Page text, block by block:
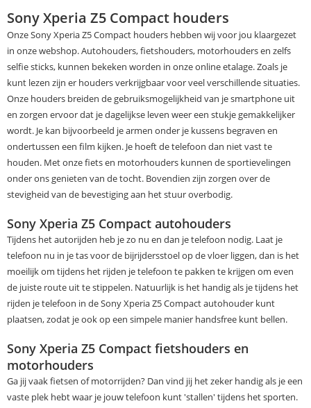
Sony Xperia Z5 Compact houders
Onze Sony Xperia Z5 Compact houders hebben wij voor jou klaargezet
in onze webshop. Autohouders, fietshouders, motorhouders en zelfs
selfie sticks, kunnen bekeken worden in onze online etalage. Zoals je
kunt lezen zijn er houders verkrijgbaar voor veel verschillende situaties.
Onze houders breiden de gebruiksmogelijkheid van je smartphone uit
en zorgen ervoor dat je dagelijkse leven weer een stukje gemakkelijker
wordt. Je kan bijvoorbeeld je armen onder je kussens begraven en
ondertussen een film kijken. Je hoeft de telefoon dan niet vast te
houden. Met onze fiets en motorhouders kunnen de sportievelingen
onder ons genieten van de tocht. Bovendien zijn zorgen over de
stevigheid van de bevestiging aan het stuur overbodig.
Sony Xperia Z5 Compact autohouders
Tijdens het autorijden heb je zo nu en dan je telefoon nodig. Laat je
telefoon nu in je tas voor de bijrijdersstoel op de vloer liggen, dan is het
moeilijk om tijdens het rijden je telefoon te pakken te krijgen om even
de juiste route uit te stippelen. Natuurlijk is het handig als je tijdens het
rijden je telefoon in de Sony Xperia Z5 Compact autohouder kunt
plaatsen, zodat je ook op een simpele manier handsfree kunt bellen.
Sony Xperia Z5 Compact fietshouders en
motorhouders
Ga jij vaak fietsen of motorrijden? Dan vind jij het zeker handig als je een
vaste plek hebt waar je jouw telefoon kunt 'stallen' tijdens het sporten.